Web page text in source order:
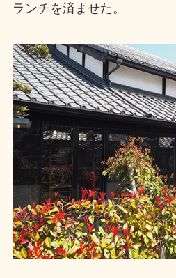
ランチを済ませた。